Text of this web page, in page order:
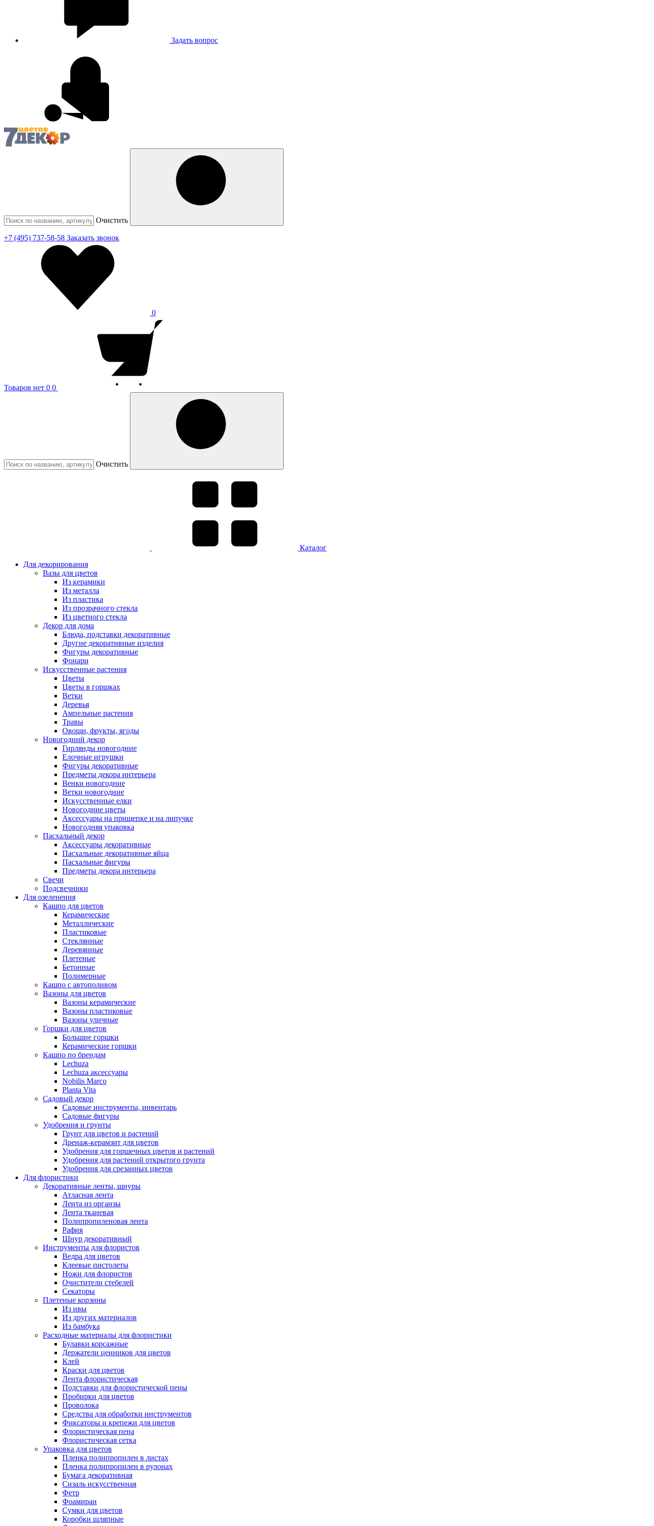
Задать вопрос
Очистить
+7 (495) 737-58-58 Заказать звонок
0
Товаров нет 0 0
Очистить
Каталог
Для декорирования
Вазы для цветов
Из керамики
Из металла
Из пластика
Из прозрачного стекла
Из цветного стекла
Декор для дома
Блюда, подставки декоративные
Другие декоративные изделия
Фигуры декоративные
Фонари
Искусственные растения
Цветы
Цветы в горшках
Ветки
Деревья
Ампельные растения
Травы
Овощи, фрукты, ягоды
Новогодний декор
Гирлянды новогодние
Елочные игрушки
Фигуры декоративные
Предметы декора интерьера
Венки новогодние
Ветки новогодние
Искусственные елки
Новогодние цветы
Аксессуары на прищепке и на липучке
Новогодняя упаковка
Пасхальный декор
Аксессуары декоративные
Пасхальные декоративные яйца
Пасхальные фигуры
Предметы декора интерьера
Свечи
Подсвечники
Для озеленения
Кашпо для цветов
Керамические
Металлические
Пластиковые
Стеклянные
Деревянные
Плетеные
Бетонные
Полимерные
Кашпо с автополивом
Вазоны для цветов
Вазоны керамические
Вазоны пластиковые
Вазоны уличные
Горшки для цветов
Большие горшки
Керамические горшки
Кашпо по брендам
Lechuza
Lechuza аксессуары
Nobilis Marco
Planta Vita
Садовый декор
Садовые инструменты, инвентарь
Садовые фигуры
Удобрения и грунты
Грунт для цветов и растений
Дренаж-керамзит для цветов
Удобрения для горшечных цветов и растений
Удобрения для растений открытого грунта
Удобрения для срезанных цветов
Для флористики
Декоративные ленты, шнуры
Атласная лента
Лента из органзы
Лента тканевая
Полипропиленовая лента
Рафия
Шнур декоративный
Инструменты для флористов
Ведра для цветов
Клеевые пистолеты
Ножи для флористов
Очистители стебелей
Секаторы
Плетеные корзины
Из ивы
Из других материалов
Из бамбука
Расходные материалы для флористики
Булавки корсажные
Держатели ценников для цветов
Клей
Краски для цветов
Лента флористическая
Подставки для флористической пены
Пробирки для цветов
Проволока
Средства для обработки инструментов
Фиксаторы и крепежи для цветов
Флористическая пена
Флористическая сетка
Упаковка для цветов
Пленка полипропилен в листах
Пленка полипропилен в рулонах
Бумага декоративная
Сизаль искусственная
Фетр
Фоамиран
Сумки для цветов
Коробки шляпные